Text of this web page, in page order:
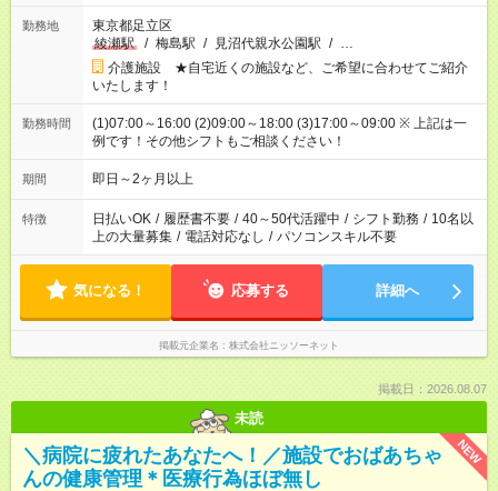
勤務地
東京都足立区
綾瀬駅
/ 梅島駅 / 見沼代親水公園駅 / …
介護施設 ★自宅近くの施設など、ご希望に合わせてご紹介
いたします！
勤務時間
(1)07:00～16:00 (2)09:00～18:00 (3)17:00～09:00 ※ 上記は一
例です！その他シフトもご相談ください！
期間 即日～2ヶ月以上
特徴 日払いOK / 履歴書不要 / 40～50代活躍中 / シフト勤務 / 10名以
上の大量募集 / 電話対応なし / パソコンスキル不要
気になる！ 応募する 詳細へ
掲載元企業名 株式会社ニッソーネット
掲載日：2026.08.07
未読
NEW
＼病院に疲れたあなたへ！／施設でおばあちゃ
んの健康管理＊医療行為ほぼ無し